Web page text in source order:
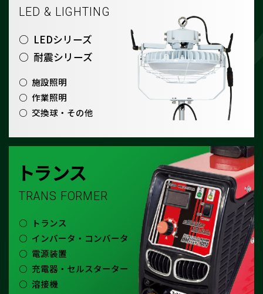
LED & LIGHTING
LEDシリーズ
耐震シリーズ
施設照明
作業照明
交換球・その他
トランス
TRANS FORMER
トランス
インバータ・コンバータ
電源装置
充電器・セルスターター
溶接機